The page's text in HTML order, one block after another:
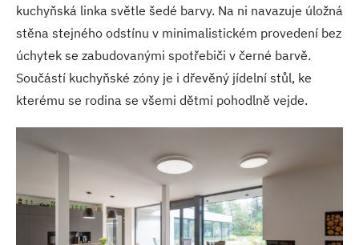
kuchyňská linka světle šedé barvy. Na ni navazuje úložná
stěna stejného odstínu v minimalistickém provedení bez
úchytek se zabudovanými spotřebiči v černé barvě.
Součástí kuchyňské zóny je i dřevěný jídelní stůl, ke
kterému se rodina se všemi dětmi pohodlně vejde.